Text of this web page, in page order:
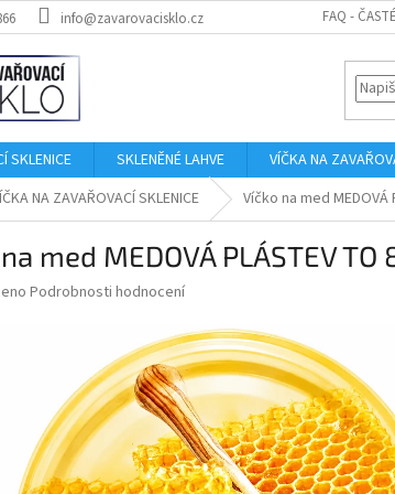
info@zavarovacisklo.cz FAQ -
SKLENICE SKLENĚNÉ LAHVE VÍČKA NA
NA ZAVAŘOVACÍ SKLENICE Víčko na med MEDOVÁ
med MEDOVÁ PLÁSTEV TO
Podrobnosti hodnocení